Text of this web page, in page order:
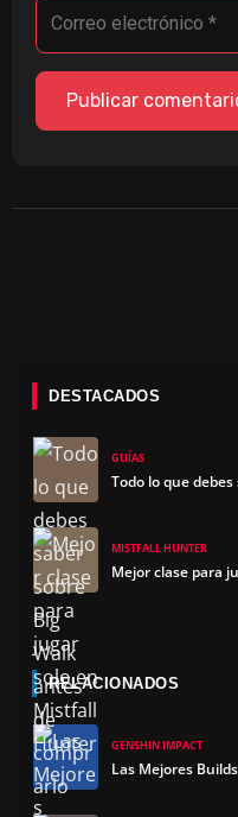
DESTACADOS
GUÍAS
Todo lo que
MISTFALL HUNTER
Mejor clase para
RELACIONADOS
GENSHIN IMPACT
Las Mejores